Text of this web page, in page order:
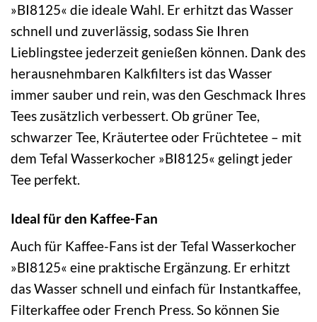
»BI8125« die ideale Wahl. Er erhitzt das Wasser
schnell und zuverlässig, sodass Sie Ihren
Lieblingstee jederzeit genießen können. Dank des
herausnehmbaren Kalkfilters ist das Wasser
immer sauber und rein, was den Geschmack Ihres
Tees zusätzlich verbessert. Ob grüner Tee,
schwarzer Tee, Kräutertee oder Früchtetee – mit
dem Tefal Wasserkocher »BI8125« gelingt jeder
Tee perfekt.
Ideal für den Kaffee-Fan
Auch für Kaffee-Fans ist der Tefal Wasserkocher
»BI8125« eine praktische Ergänzung. Er erhitzt
das Wasser schnell und einfach für Instantkaffee,
Filterkaffee oder French Press. So können Sie